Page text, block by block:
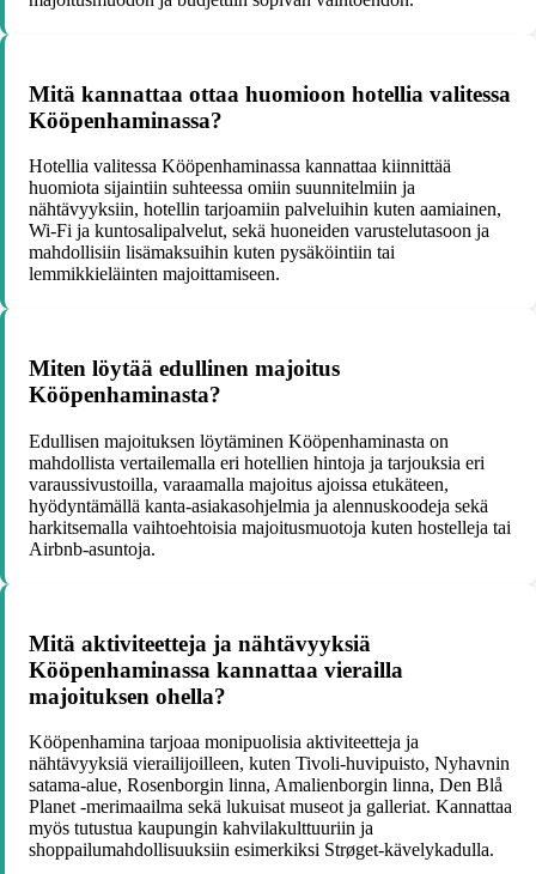
Mitä kannattaa ottaa huomioon hotellia valitessa
Kööpenhaminassa?
Hotellia valitessa Kööpenhaminassa kannattaa kiinnittää
huomiota sijaintiin suhteessa omiin suunnitelmiin ja
nähtävyyksiin, hotellin tarjoamiin palveluihin kuten aamiainen,
Wi-Fi ja kuntosalipalvelut, sekä huoneiden varustelutasoon ja
mahdollisiin lisämaksuihin kuten pysäköintiin tai
lemmikkieläinten majoittamiseen.
Miten löytää edullinen majoitus
Kööpenhaminasta?
Edullisen majoituksen löytäminen Kööpenhaminasta on
mahdollista vertailemalla eri hotellien hintoja ja tarjouksia eri
varaussivustoilla, varaamalla majoitus ajoissa etukäteen,
hyödyntämällä kanta-asiakasohjelmia ja alennuskoodeja sekä
harkitsemalla vaihtoehtoisia majoitusmuotoja kuten hostelleja tai
Airbnb-asuntoja.
Mitä aktiviteetteja ja nähtävyyksiä
Kööpenhaminassa kannattaa vierailla
majoituksen ohella?
Kööpenhamina tarjoaa monipuolisia aktiviteetteja ja
nähtävyyksiä vierailijoilleen, kuten Tivoli-huvipuisto, Nyhavnin
satama-alue, Rosenborgin linna, Amalienborgin linna, Den Blå
Planet -merimaailma sekä lukuisat museot ja galleriat. Kannattaa
myös tutustua kaupungin kahvilakulttuuriin ja
shoppailumahdollisuuksiin esimerkiksi Strøget-kävelykadulla.